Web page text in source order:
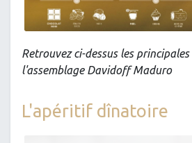
Retrouvez ci-dessus les
l'assemblage Davidoff Maduro
L'apéritif dînatoire